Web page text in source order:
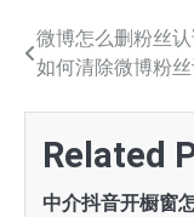
文
章
航
微博怎么删粉丝认
如何清除微博粉丝
Related
中介抖音开橱窗